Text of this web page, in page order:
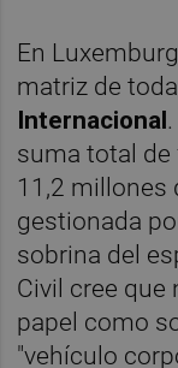
En
matriz de
Internacional
suma total de
11,2 millones
gestionada
sobrina del
Civil cree
papel como
"vehículo